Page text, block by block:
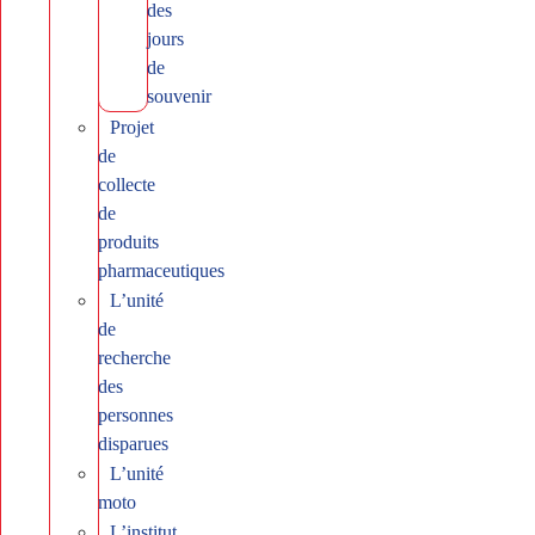
des
jours
de
souvenir
Projet
de
collecte
de
produits
pharmaceutiques
L’unité
de
recherche
des
personnes
disparues
L’unité
moto